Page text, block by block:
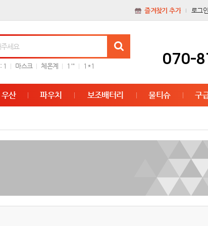
즐겨찾기 추가 로그인
: 1 마스크 체온계 1'" 1*1 070-
우산 파우치 보조배터리 물티슈 구